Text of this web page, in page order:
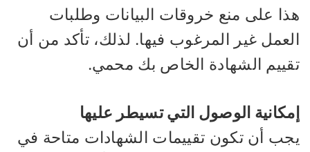
على منع خروقات البيانات وطلبات
غير المرغوب فيها. لذلك، تأكد من أن
الشهادة الخاص بك محمي.
الوصول التي تسيطر عليها
أن تكون تقييمات الشهادات متاحة في